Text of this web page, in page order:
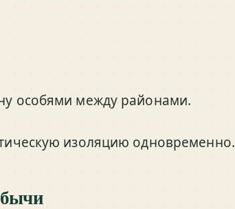
особями между районами.
изоляцию одновременно.